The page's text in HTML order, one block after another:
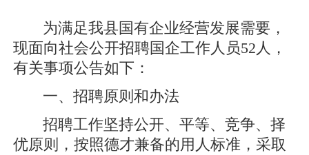
为满足我县国有企业经营发展需要，
现面向社会公开招聘国企工作人员52人，
有关事项公告如下：
一、招聘原则和办法
招聘工作坚持公开、平等、竞争、择
优原则，按照德才兼备的用人标准，采取